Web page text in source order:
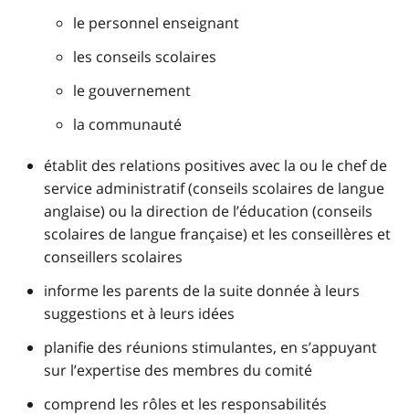
le personnel enseignant
les conseils scolaires
le gouvernement
la communauté
établit des relations positives avec la ou le chef de
service administratif (conseils scolaires de langue
anglaise) ou la direction de l’éducation (conseils
scolaires de langue française) et les conseillères et
conseillers scolaires
informe les parents de la suite donnée à leurs
suggestions et à leurs idées
planifie des réunions stimulantes, en s’appuyant
sur l’expertise des membres du comité
comprend les rôles et les responsabilités